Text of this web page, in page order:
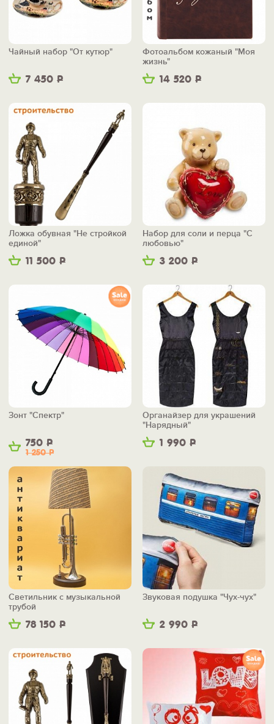
7 450 Р
Чайный набор "От кутюр"
14 520 Р
Фотоальбом кожаный "Моя
жизнь"
11 500 Р
Ложка обувная "Не стройкой
единой"
3 200 Р
Набор для соли и перца "С
любовью"
750 Р
1 250Р
Зонт "Спектр"
1 990 Р
Органайзер для украшений
"Нарядный"
78 150 Р
Светильник с музыкальной
трубой
2 990 Р
Звуковая подушка "Чух-чух"